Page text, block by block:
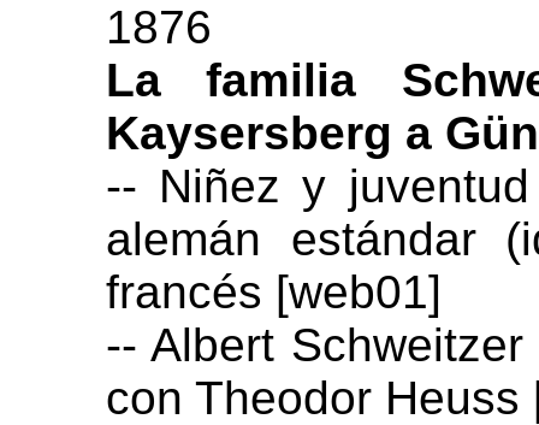
1876
La familia
Kaysersberg a
-- Niñez y
alemán estándar
francés [web01]
-- Albert
con Theodor Heuss